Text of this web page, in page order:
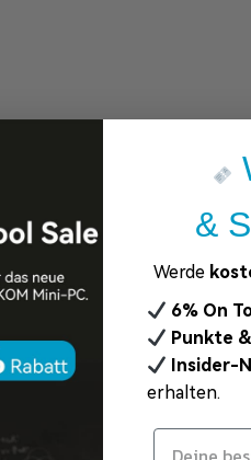
&
Werde
6% On
Punkte
Insider-
erhalten.